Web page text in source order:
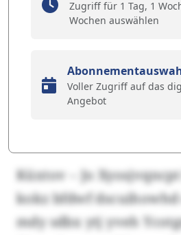
Zugriff für 1 Tag, 1
Wochen auswählen
Voller Zugriff auf das
Angebot
Küxtov – Jo
kokz bfdwf dscuihowhd
mdy sdbx ytj yveh